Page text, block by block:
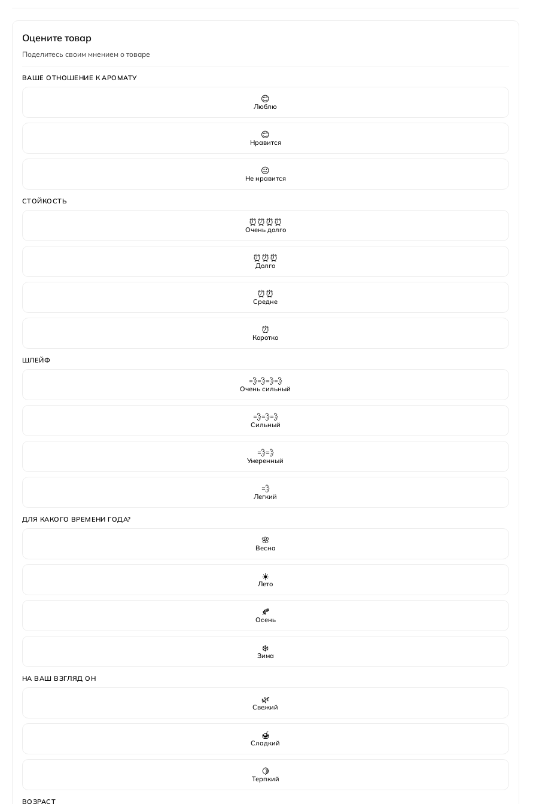
ПолОцените товар
Поделитесь своим мнением о товаре
ВАШЕ ОТНОШЕНИЕ К АРОМАТУ
😊
Люблю
😊
Нравится
😐
Не нравится
СТОЙКОСТЬ
⏰⏰⏰⏰
Очень долго
⏰⏰⏰
Долго
⏰⏰
Средне
⏰
Коротко
ШЛЕЙФ
💨💨💨💨
Очень сильный
💨💨💨
Сильный
💨💨
Умеренный
💨
Легкий
ДЛЯ КАКОГО ВРЕМЕНИ ГОДА?
🌸
Весна
☀️
Лето
🍂
Осень
❄️
Зима
НА ВАШ ВЗГЛЯД ОН
🌿
Свежий
🍯
Сладкий
🍋
Терпкий
ВОЗРАСТ